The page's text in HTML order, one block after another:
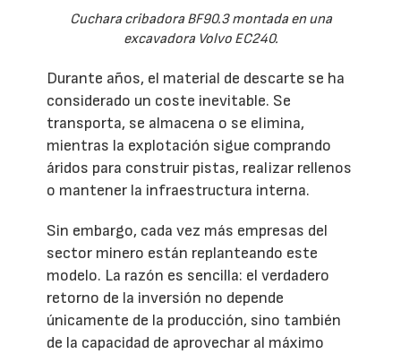
Cuchara cribadora BF90.3 montada en una
excavadora Volvo EC240.
Durante años, el material de descarte se ha
considerado un coste inevitable. Se
transporta, se almacena o se elimina,
mientras la explotación sigue comprando
áridos para construir pistas, realizar rellenos
o mantener la infraestructura interna.
Sin embargo, cada vez más empresas del
sector minero están replanteando este
modelo. La razón es sencilla: el verdadero
retorno de la inversión no depende
únicamente de la producción, sino también
de la capacidad de aprovechar al máximo